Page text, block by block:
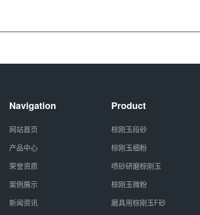
Navigation
网站首页
产品中心
荣誉资质
案例展示
新闻资讯
Product
棕刚玉段砂
棕刚玉细粉
喷砂研磨棕刚玉
棕刚玉微粉
磨具用棕刚玉F砂